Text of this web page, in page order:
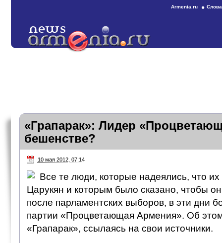
Armenia.ru
«Грапарак»: Лидер
бешенстве?
10 мая 2012, 07:14
Все те люди, которые надеялись, что
Царукян и которым было сказано, чтобы
после парламентских выборов, в эти дни
партии «Процветающая Армения». Об
«Грапарак», ссылаясь на свои источники.